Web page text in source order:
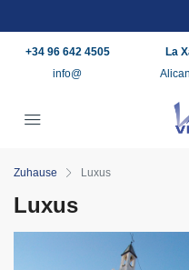
+34 96 642 4505
info@
La
Zuhause Luxus
Luxus